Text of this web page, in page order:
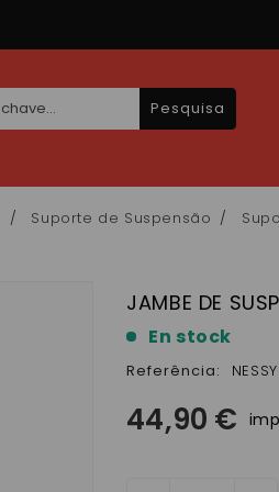
Pesquisa
Suporte de Suspensão
JAMBE DE
En stock
Referência:
44,90 €